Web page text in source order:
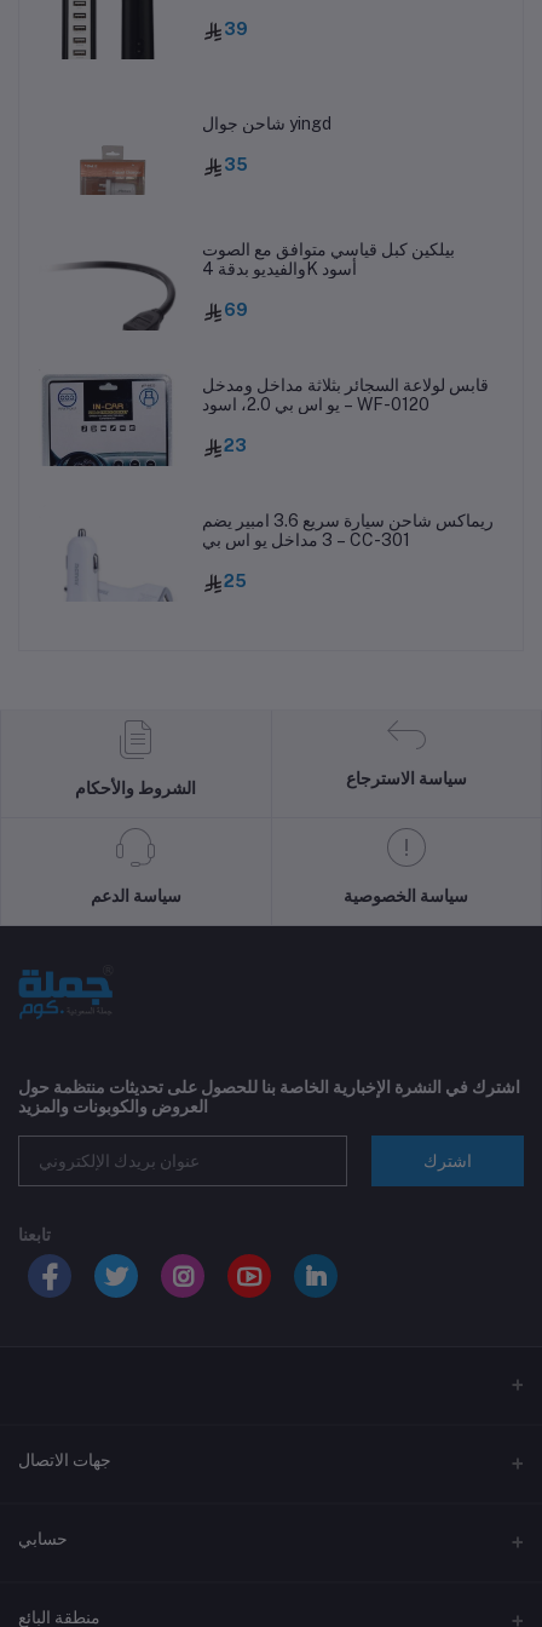
39
شاحن جوال yingd
35
بيلكين كبل قياسي متوافق مع الصوت
والفيديو بدقة 4K أسود
69
قابس لولاعة السجائر بثلاثة مداخل ومدخل
يو اس بي 2.0، اسود – WF-0120
23
ريماكس شاحن سيارة سريع 3.6 امبير يضم
3 مداخل يو اس بي – CC-301
25
الشروط والأحكام
سياسة الاسترجاع
سياسة الدعم سياسة الخصوصية
اشترك في النشرة الإخبارية الخاصة بنا للحصول على تحديثات منتظمة حول
العروض والكوبونات والمزيد
اشترك
تابعنا
جهات الاتصال
العنوان
920033037
حسابي
تسجيل الدخول
منطقة البائع